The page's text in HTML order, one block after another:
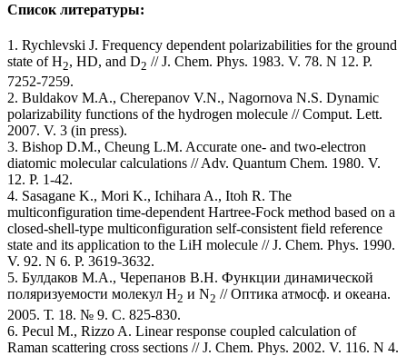
Список литературы:
1. Rychlevski J. Frequency dependent polarizabilities for the ground
state of H2, HD, and D2 // J. Chem. Phys. 1983. V. 78. N 12. P.
7252-7259.
2. Buldakov M.A., Cherepanov V.N., Nagornova N.S. Dynamic
polarizability functions of the hydrogen molecule // Comput. Lett.
2007. V. 3 (in press).
3. Bishop D.M., Cheung L.M. Accurate one- and two-electron
diatomic molecular calculations // Adv. Quantum Chem. 1980. V.
12. P. 1-42.
4. Sasagane K., Mori K., Ichihara A., Itoh R. The
multiconfiguration time-dependent Hartree-Fock method based on a
closed-shell-type multiconfiguration self-consistent field reference
state and its application to the LiH molecule // J. Chem. Phys. 1990.
V. 92. N 6. P. 3619-3632.
5. Булдаков М.А., Черепанов В.Н. Функции динамической
поляризуемости молекул H2 и N2 // Оптика атмосф. и океана.
2005. Т. 18. № 9. С. 825-830.
6. Pecul M., Rizzo A. Linear response coupled calculation of
Raman scattering cross sections // J. Chem. Phys. 2002. V. 116. N 4.